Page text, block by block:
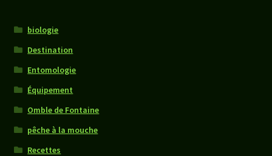
biologie
Destination
Entomologie
Équipement
Omble de Fontaine
pêche à la mouche
Recettes